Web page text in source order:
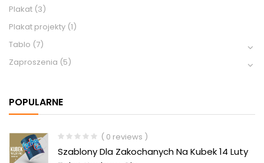
Plakat (3)
Plakat projekty (1)
Tablo (7)
Zaproszenia (5)
POPULARNE
( 0 reviews )
Szablony Dla Zakochanych Na Kubek 14 Luty